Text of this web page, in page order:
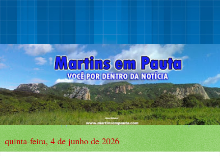
quinta-feira, 4 de junho de 2026